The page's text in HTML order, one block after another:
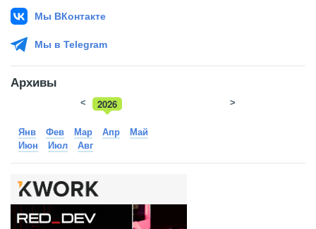
Мы ВКонтакте
Мы в Telegram
Архивы
2026
2025
< >
Янв Фев Мар Апр
Май
Июн
Июл Авг